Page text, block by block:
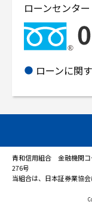
ローンセンター
ローンに関
青和信用組合 金融機関
276号
当組合は、日本証券業協会